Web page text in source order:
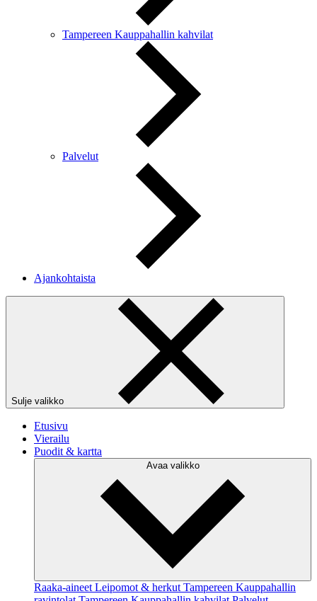
Tampereen Kauppahallin kahvilat
Palvelut
Ajankohtaista
Sulje valikko
Etusivu
Vierailu
Puodit & kartta
Avaa valikko
Raaka-aineet Leipomot & herkut Tampereen Kauppahallin